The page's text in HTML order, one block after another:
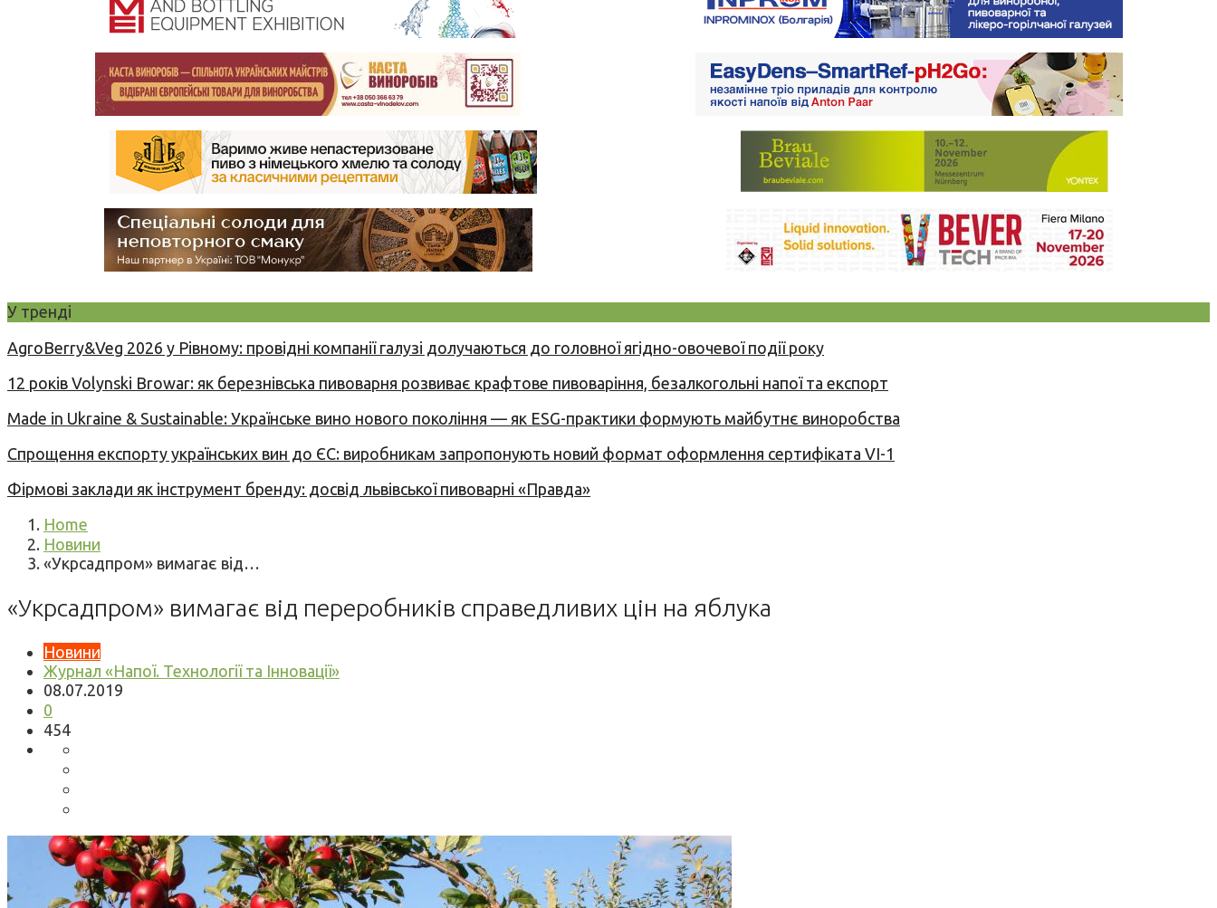
У тренді
AgroBerry&Veg 2026 у Рівному: провідні компанії галузі долучаються до головної ягідно-овочевої події року
12 років Volynski Browar: як березнівська пивоварня розвиває крафтове пивоваріння, безалкогольні напої та експорт
Made in Ukraine & Sustainable: Українське вино нового покоління — як ESG-практики формують майбутнє виноробства
Спрощення експорту українських вин до ЄС: виробникам запропонують новий формат оформлення сертифіката VI-1
Фірмові заклади як інструмент бренду: досвід львівської пивоварні «Правда»
Home
Новини
«Укрсадпром» вимагає від…
«Укрсадпром» вимагає від переробників справедливих цін на яблука
Новини
Журнал «Напої. Технології та Інновації»
08.07.2019
0
454